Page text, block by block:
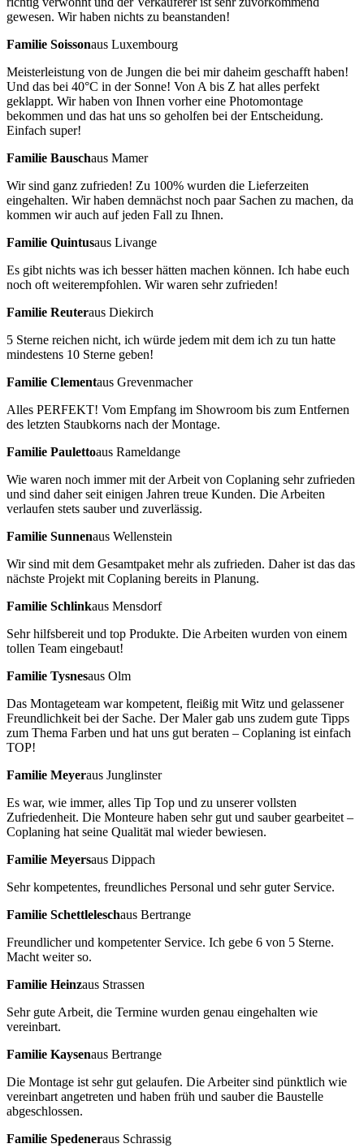
gewesen. Wir haben nichts zu beanstanden!
Familie Soissonaus Luxembourg
Meisterleistung von de Jungen die bei mir daheim geschafft haben!
Und das bei 40°C in der Sonne! Von A bis Z hat alles perfekt
geklappt. Wir haben von Ihnen vorher eine Photomontage
bekommen und das hat uns so geholfen bei der Entscheidung.
Einfach super!
Familie Bauschaus Mamer
Wir sind ganz zufrieden! Zu 100% wurden die Lieferzeiten
eingehalten. Wir haben demnächst noch paar Sachen zu machen, da
kommen wir auch auf jeden Fall zu Ihnen.
Familie Quintusaus Livange
Es gibt nichts was ich besser hätten machen können. Ich habe euch
noch oft weiterempfohlen. Wir waren sehr zufrieden!
Familie Reuteraus Diekirch
5 Sterne reichen nicht, ich würde jedem mit dem ich zu tun hatte
mindestens 10 Sterne geben!
Familie Clementaus Grevenmacher
Alles PERFEKT! Vom Empfang im Showroom bis zum Entfernen
des letzten Staubkorns nach der Montage.
Familie Paulettoaus Rameldange
Wie waren noch immer mit der Arbeit von Coplaning sehr zufrieden
und sind daher seit einigen Jahren treue Kunden. Die Arbeiten
verlaufen stets sauber und zuverlässig.
Familie Sunnenaus Wellenstein
Wir sind mit dem Gesamtpaket mehr als zufrieden. Daher ist das das
nächste Projekt mit Coplaning bereits in Planung.
Familie Schlinkaus Mensdorf
Sehr hilfsbereit und top Produkte. Die Arbeiten wurden von einem
tollen Team eingebaut!
Familie Tysnesaus Olm
Das Montageteam war kompetent, fleißig mit Witz und gelassener
Freundlichkeit bei der Sache. Der Maler gab uns zudem gute Tipps
zum Thema Farben und hat uns gut beraten – Coplaning ist einfach
TOP!
Familie Meyeraus Junglinster
Es war, wie immer, alles Tip Top und zu unserer vollsten
Zufriedenheit. Die Monteure haben sehr gut und sauber gearbeitet –
Coplaning hat seine Qualität mal wieder bewiesen.
Familie Meyersaus Dippach
Sehr kompetentes, freundliches Personal und sehr guter Service.
Familie Schettleleschaus Bertrange
Freundlicher und kompetenter Service. Ich gebe 6 von 5 Sterne.
Macht weiter so.
Familie Heinzaus Strassen
Sehr gute Arbeit, die Termine wurden genau eingehalten wie
vereinbart.
Familie Kaysenaus Bertrange
Die Montage ist sehr gut gelaufen. Die Arbeiter sind pünktlich wie
vereinbart angetreten und haben früh und sauber die Baustelle
abgeschlossen.
Familie Spedeneraus Schrassig